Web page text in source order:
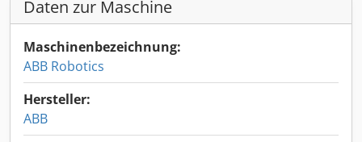
Daten zur Maschine
Maschinenbezeichnung:
ABB Robotics
Hersteller:
ABB